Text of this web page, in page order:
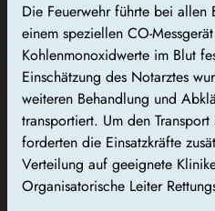
Die Feuerwehr führte bei allen
einem speziellen CO-
Kohlenmonoxidwerte im Blut
Einschätzung des Notarztes
weiteren Behandlung und
transportiert. Um den
forderten die Einsatzkräfte
Verteilung auf geeignete
Organisatorische Leiter